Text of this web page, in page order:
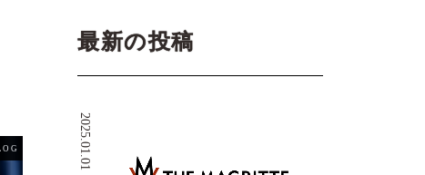
最新の投稿
2025.01.01